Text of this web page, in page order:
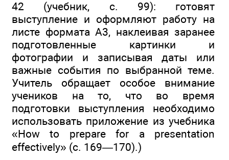
42 (учебник, с. 99): готовят
выступление и оформляют работу на
листе формата А3, наклеивая заранее
подготовленные картинки и
фотографии и записывая даты или
важные события по выбранной теме.
Учитель обращает особое внимание
учеников на то, что во время
подготовки выступления необходимо
использовать приложение из учебника
«How to prepare for a presentation
effectively» (c. 169—170).)